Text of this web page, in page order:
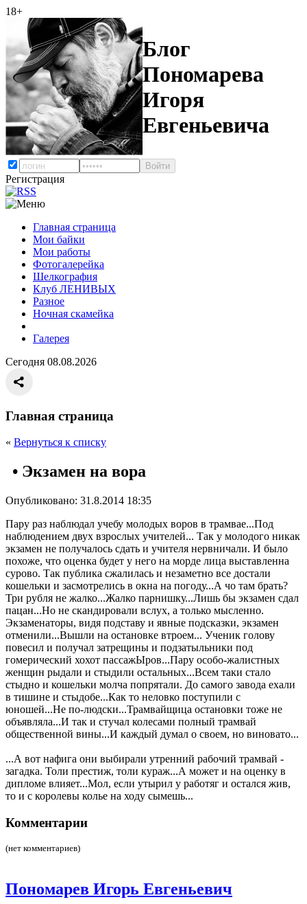
18+
Блог
Пономарева
Игоря
Евгеньевича
Регистрация
Главная страница
Мои байки
Мои работы
Фотогалерейка
Шелкография
Клуб ЛЕНИВЫХ
Разное
Ночная скамейка
Галерея
Сегодня 08.08.2026
Главная страница
« Вернуться к списку
• Экзамен на вора
Опубликовано: 31.8.2014 18:35
Пару раз наблюдал учебу молодых воров в трамвае...Под
наблюдением двух взрослых учителей... Так у молодого никак
экзамен не получалось сдать и учителя нервничали. И было
похоже, что оценка будет у него на морде лица выставленна
сурово. Так публика сжалилась и незаметно все достали
кошельки и засмотрелись в окна на погоду...А чо там брать?
Три рубля не жалко...Жалко парнишку...Лишь бы экзамен сдал
пацан...Но не скандировали вслух, а только мысленно.
Экзаменаторы, видя подставу и явные подсказки, экзамен
отменили...Вышли на остановке втроем... Ученик голову
повесил и получал затрещины и подзатыльники под
гомерический хохот пассажЫров...Пару особо-жалистных
женщин рыдали и стыдили остальных...Всем таки стало
стыдно и кошельки молча попрятали. До самого завода ехали
в тишине и стыдобе...Как то неловко поступили с
юношей...Не по-людски...Трамвайщица остановки тоже не
объявляла...И так и стучал колесами полный трамвай
общественной вины...И каждый думал о своем, но виновато...
...А вот нафига они выбирали утренний рабочий трамвай -
загадка. Толи престиж, толи кураж...А может и на оценку в
дипломе влияет...Мол, если утырил у работяг и остался жив,
то и с королевы колье на ходу сымешь...
Комментарии
(нет комментариев)
Пономарев Игорь Евгеньевич